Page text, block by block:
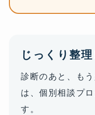
じっくり整
診断のあと、も
は、個別相談プ
す。